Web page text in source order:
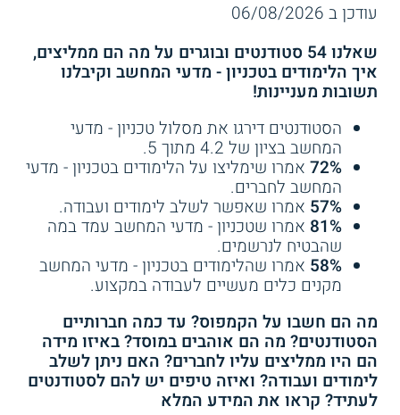
עודכן ב 06/08/2026
שאלנו 54 סטודנטים ובוגרים על מה הם ממליצים,
איך הלימודים בטכניון - מדעי המחשב וקיבלנו
תשובות מעניינות!
הסטודנטים דירגו את מסלול טכניון - מדעי
המחשב בציון של 4.2 מתוך 5.
72% אמרו שימליצו על הלימודים בטכניון - מדעי
המחשב לחברים.
57% אמרו שאפשר לשלב לימודים ועבודה.
81% אמרו שטכניון - מדעי המחשב עמד במה
שהבטיח לנרשמים.
58% אמרו שהלימודים בטכניון - מדעי המחשב
מקנים כלים מעשיים לעבודה במקצוע.
מה הם חשבו על הקמפוס? עד כמה חברותיים
הסטודנטים? מה הם אוהבים במוסד? באיזו מידה
הם היו ממליצים עליו לחברים? האם ניתן לשלב
לימודים ועבודה? ואיזה טיפים יש להם לסטודנטים
לעתיד? קראו את המידע המלא